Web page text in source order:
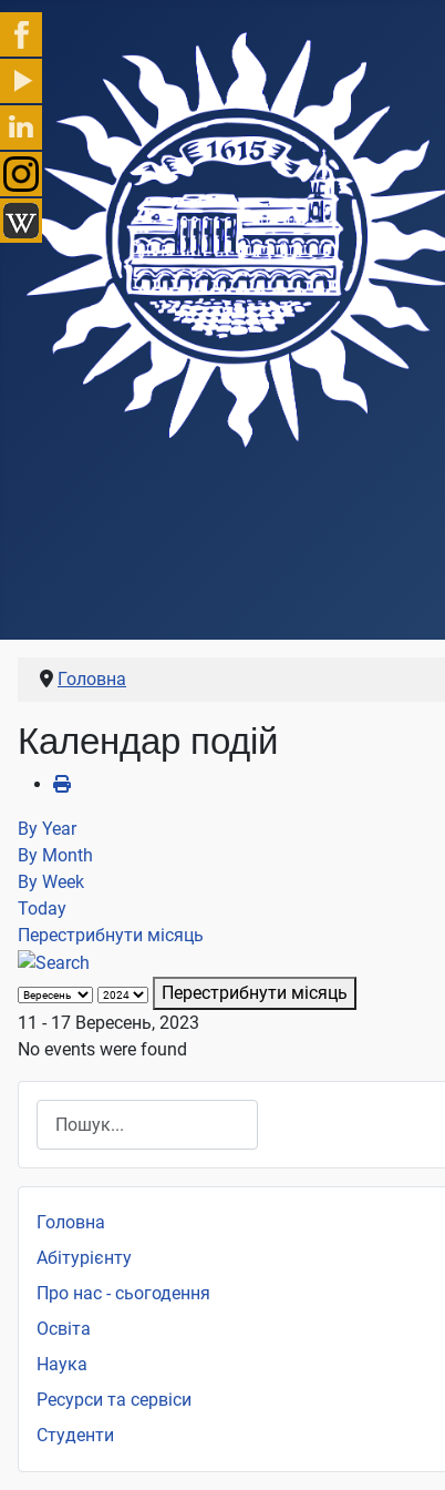
Головна
Календар подій
By Year
By Month
By Week
Today
Перестрибнути місяць
Перестрибнути місяць
11 - 17 Вересень, 2023
No events were found
Головна
Абітурієнту
Про нас - сьогодення
Освіта
Наука
Ресурси та сервіси
Студенти